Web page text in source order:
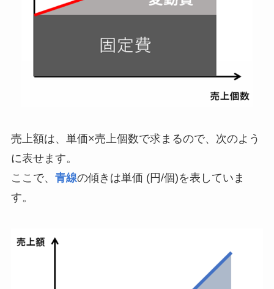
売上額は、単価×売上個数で求まるので、次のよう
に表せます。
ここで、 青線の傾きは単価 (円/個)を表していま
す。